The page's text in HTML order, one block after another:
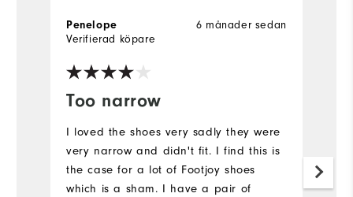
Too narrow
6 månader sedan
Penelope
Verifierad köpare
I loved the shoes very sadly they were
very narrow and didn't fit. I find this is
the case for a lot of Footjoy shoes
which is a sham. I have a pair of